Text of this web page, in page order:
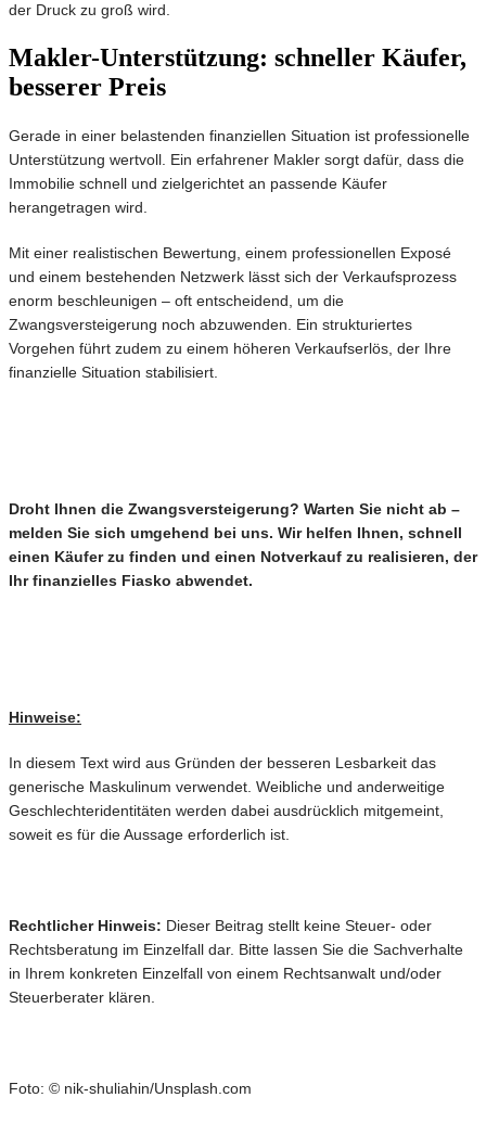
der Druck zu groß wird.
Makler-Unterstützung: schneller Käufer,
besserer Preis
Gerade in einer belastenden finanziellen Situation ist professionelle
Unterstützung wertvoll. Ein erfahrener Makler sorgt dafür, dass die
Immobilie schnell und zielgerichtet an passende Käufer
herangetragen wird.
Mit einer realistischen Bewertung, einem professionellen Exposé
und einem bestehenden Netzwerk lässt sich der Verkaufsprozess
enorm beschleunigen – oft entscheidend, um die
Zwangsversteigerung noch abzuwenden. Ein strukturiertes
Vorgehen führt zudem zu einem höheren Verkaufserlös, der Ihre
finanzielle Situation stabilisiert.
Droht Ihnen die Zwangsversteigerung? Warten Sie nicht ab –
melden Sie sich umgehend bei uns. Wir helfen Ihnen, schnell
einen Käufer zu finden und einen Notverkauf zu realisieren, der
Ihr finanzielles Fiasko abwendet.
Hinweise:
In diesem Text wird aus Gründen der besseren Lesbarkeit das
generische Maskulinum verwendet. Weibliche und anderweitige
Geschlechteridentitäten werden dabei ausdrücklich mitgemeint,
soweit es für die Aussage erforderlich ist.
Rechtlicher Hinweis: Dieser Beitrag stellt keine Steuer- oder
Rechtsberatung im Einzelfall dar. Bitte lassen Sie die Sachverhalte
in Ihrem konkreten Einzelfall von einem Rechtsanwalt und/oder
Steuerberater klären.
Foto: © nik-shuliahin/Unsplash.com